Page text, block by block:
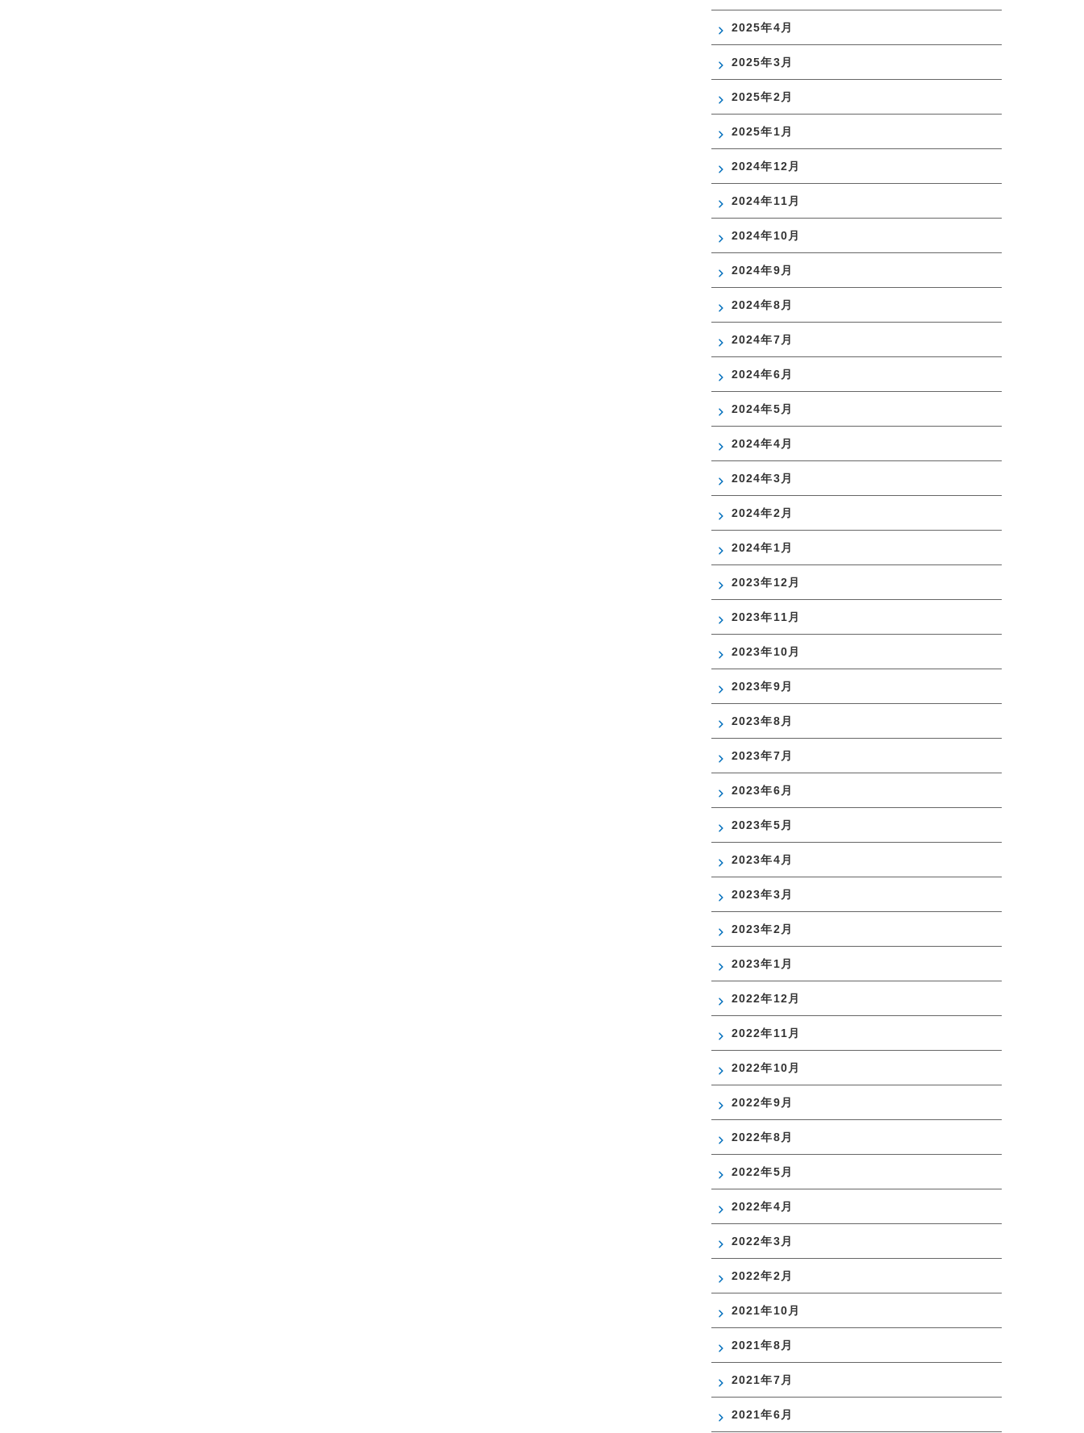
2025年4月
2025年3月
2025年2月
2025年1月
2024年12月
2024年11月
2024年10月
2024年9月
2024年8月
2024年7月
2024年6月
2024年5月
2024年4月
2024年3月
2024年2月
2024年1月
2023年12月
2023年11月
2023年10月
2023年9月
2023年8月
2023年7月
2023年6月
2023年5月
2023年4月
2023年3月
2023年2月
2023年1月
2022年12月
2022年11月
2022年10月
2022年9月
2022年8月
2022年5月
2022年4月
2022年3月
2022年2月
2021年10月
2021年8月
2021年7月
2021年6月